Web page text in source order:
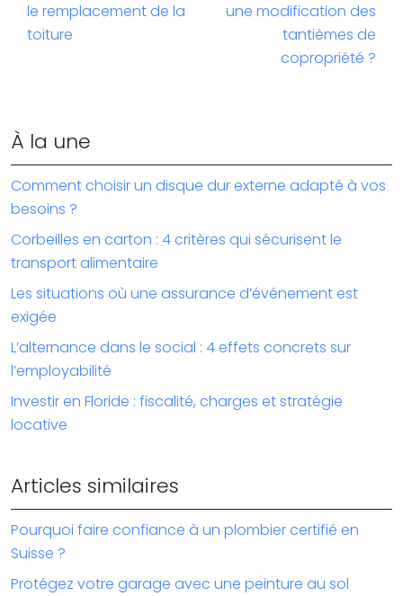
le remplacement de la
toiture
une modification des
tantièmes de
copropriété ?
À la une
Comment choisir un disque dur externe adapté à vos
besoins ?
Corbeilles en carton : 4 critères qui sécurisent le
transport alimentaire
Les situations où une assurance d’événement est
exigée
L’alternance dans le social : 4 effets concrets sur
l’employabilité
Investir en Floride : fiscalité, charges et stratégie
locative
Articles similaires
Pourquoi faire confiance à un plombier certifié en
Suisse ?
Protégez votre garage avec une peinture au sol